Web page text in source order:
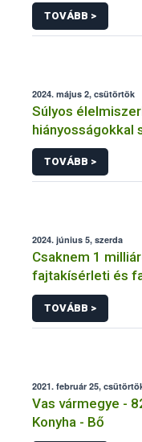
TOVÁBB >
2024. május 2, csütörtök
Súlyos
hiányosságokkal
vendéglátóhelyen
TOVÁBB >
2024. június 5, szerda
Csaknem 1
fajtakísérleti és
Nébih
TOVÁBB >
2021. február 25,
Vas vármegye -
Konyha - Bő